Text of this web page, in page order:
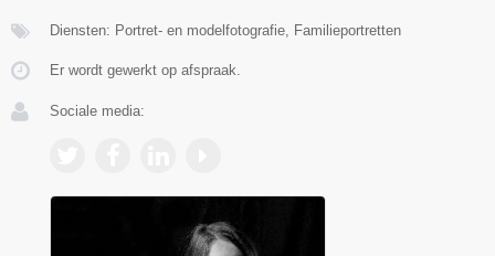
Diensten: Portret- en modelfotografie, Familieportretten
Er wordt gewerkt op afspraak.
Sociale media: